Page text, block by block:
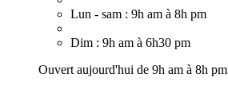
Lun - sam : 9h am à 8h pm
Dim : 9h am à 6h30 pm
Ouvert aujourd'hui de 9h am à 8h pm